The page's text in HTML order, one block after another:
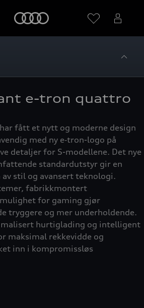
e-tron quattro
fått et nytt og moderne design
med ny e‑tron-logo på
detaljer for S-modellene. Det nye
standardutstyr gir en
stil og avansert teknologi.
fabrikkmontert
for gaming gjør
tryggere og mer underholdende.
hurtiglading og intelligent
maksimal rekkevidde og
inn i kompromissløs